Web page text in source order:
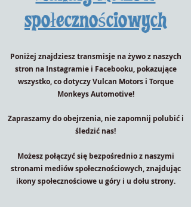
społecznościowych
Poniżej znajdziesz transmisje na żywo z naszych
stron na Instagramie i Facebooku, pokazujące
wszystko, co dotyczy Vulcan Motors i Torque
Monkeys Automotive!
Zapraszamy do obejrzenia, nie zapomnij polubić i
śledzić nas!
Możesz połączyć się bezpośrednio z naszymi
stronami mediów społecznościowych, znajdując
ikony społecznościowe u góry i u dołu strony.